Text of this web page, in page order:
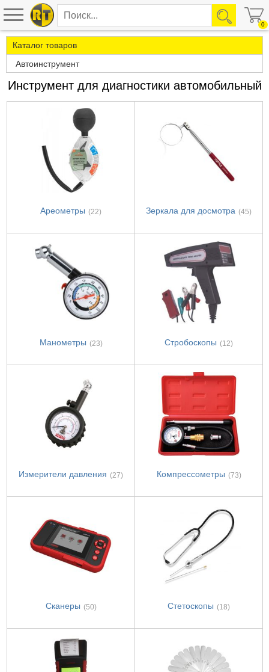
0
Каталог товаров
Автоинструмент
Инструмент для диагностики автомобильный
Ареометры (22) Зеркала для досмотра (45)
Манометры (23) Стробоскопы (12)
Измерители давления (27) Компрессометры (73)
Сканеры (50) Стетоскопы (18)